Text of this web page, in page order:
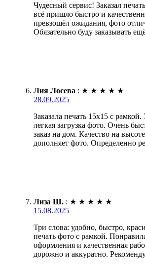
Чудесный сервис! Заказал
всё пришло быстро и
превзошёл ожидания, фото
Обязательно буду заказывать
Лия Лосева : ★ ★ ★ ★ ★
28.09.2025
Заказала печать 15х15 с
легкая загрузка фото. Очень
заказ на дом. Качество на
дополняет фото. Определенно
Лиза Ш. : ★ ★ ★ ★ ★
15.08.2025
Три слова: удобно, быстро,
печать фото с рамкой.
оформления и качественная
дорожно и аккуратно.